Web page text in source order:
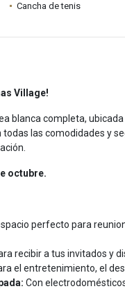
Cancha de tenis
Village!
blanca completa,
las comodidades y
octubre.
perfecto para
recibir a tus invitados y
el entretenimiento, el
Con